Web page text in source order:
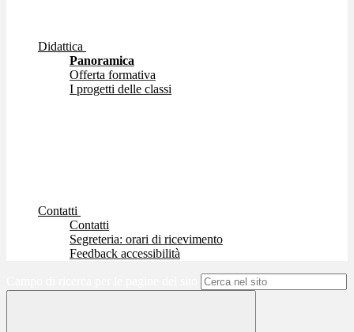
Didattica
Panoramica
Offerta formativa
I progetti delle classi
Contatti
Contatti
Segreteria: orari di ricevimento
Feedback accessibilità